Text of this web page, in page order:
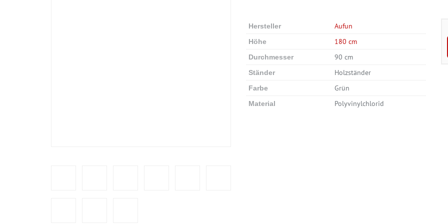
Hersteller Aufun
Höhe 180 cm
Durchmesser 90 cm
Ständer Holzständer
Farbe Grün
Material Polyvinylchlorid